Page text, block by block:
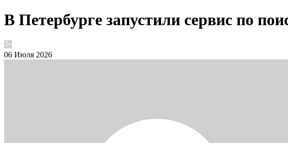
В Петербурге запустили сервис по
06 Июля 2026